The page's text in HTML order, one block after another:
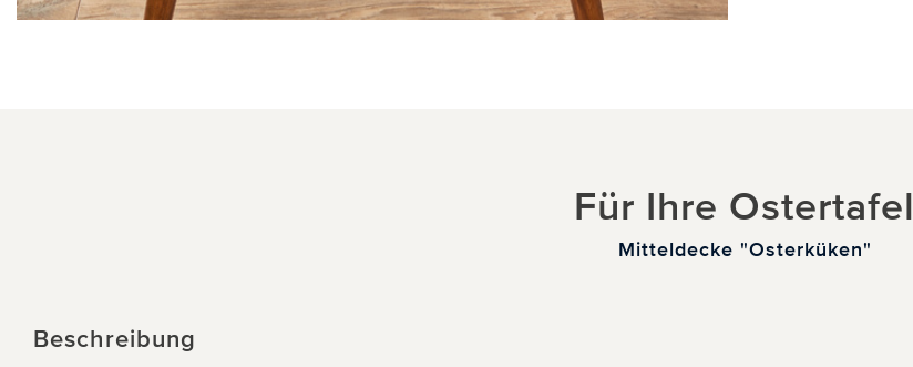
Für Ihre Ostertafel
Mitteldecke "Osterküken"
Beschreibung